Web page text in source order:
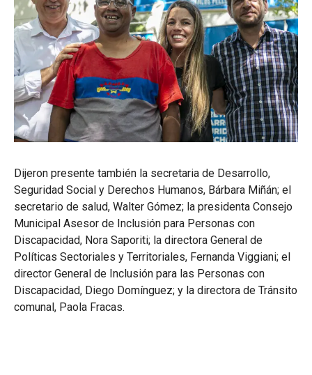
Dijeron presente también la secretaria de Desarrollo,
Seguridad Social y Derechos Humanos, Bárbara Miñán; el
secretario de salud, Walter Gómez; la presidenta Consejo
Municipal Asesor de Inclusión para Personas con
Discapacidad, Nora Saporiti; la directora General de
Políticas Sectoriales y Territoriales, Fernanda Viggiani; el
director General de Inclusión para las Personas con
Discapacidad, Diego Domínguez; y la directora de Tránsito
comunal, Paola Fracas.